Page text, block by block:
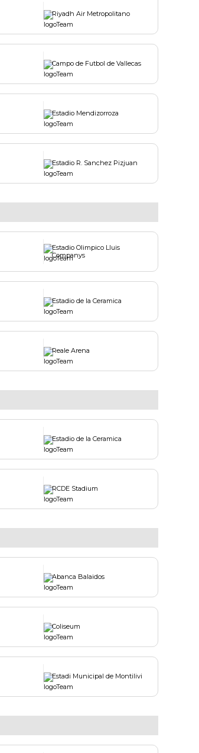
Riyadh Air Metropolitano
Campo de Futbol de Vallecas
Estadio Mendizorroza
Estadio R. Sanchez Pizjuan
Estadio Olimpico Lluis
Companys
Estadio de la Ceramica
Reale Arena
Estadio de la Ceramica
RCDE Stadium
Abanca Balaidos
Coliseum
Estadi Municipal de Montilivi